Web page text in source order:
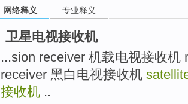
网络释义 专业释义
卫星电视接收机
...sion receiver 机载电视接收机
receiver 黑白电视接收机
接收机 ..